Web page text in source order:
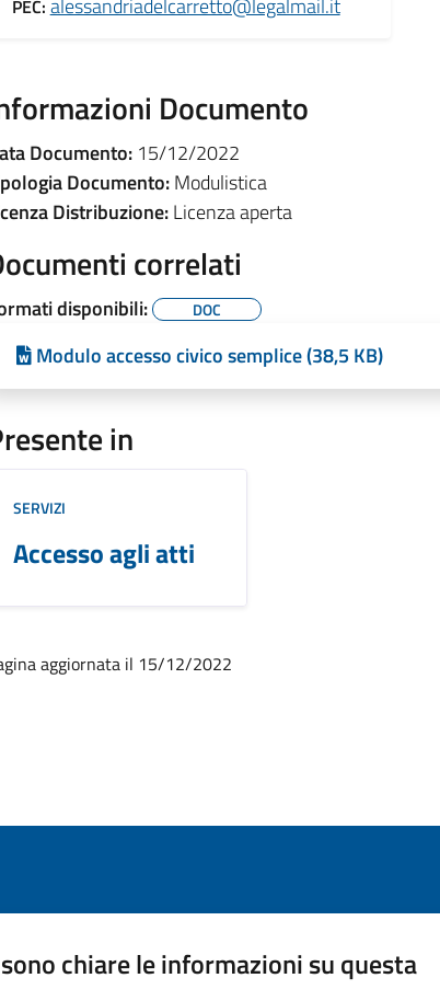
PEC: alessandriadelcarretto@legalmail.it
Documento
Documento:15/12/2022
Documento:Modulistica
Distribuzione:Licenza aperta
correlati
disponibili: DOC
Modulo accesso civico semplice (38,5 KB)
in
SERVIZI
Accesso agli atti
aggiornata il 15/12/2022
chiare le informazioni su questa